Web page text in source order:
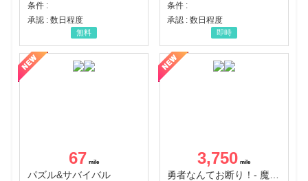
条件 :
承認 : 数日程度
無料
条件 :
承認 : 数日程度
即時
67
パズル&サバイバル
3,750